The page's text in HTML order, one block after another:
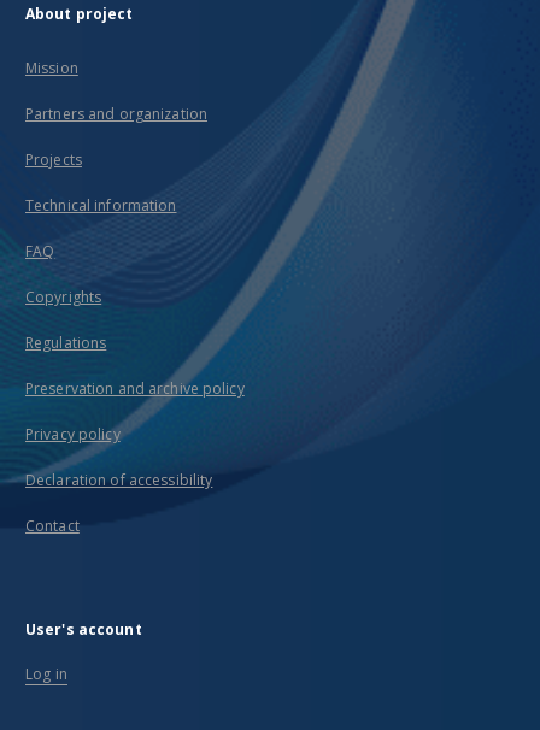
About project
Mission
Partners and organization
Projects
Technical information
FAQ
Copyrights
Regulations
Preservation and archive policy
Privacy policy
Declaration of accessibility
Contact
User's account
Log in